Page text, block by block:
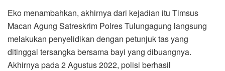
Eko menambahkan, akhirnya dari kejadian itu Timsus
Macan Agung Satreskrim Polres Tulungagung langsung
melakukan penyelidikan dengan petunjuk tas yang
ditinggal tersangka bersama bayi yang dibuangnya.
Akhirnya pada 2 Agustus 2022, polisi berhasil